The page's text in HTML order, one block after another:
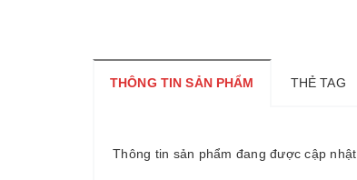
THÔNG TIN SẢN PHẨM THẺ TAG
Thông tin sản phẩm đang được cập nhật